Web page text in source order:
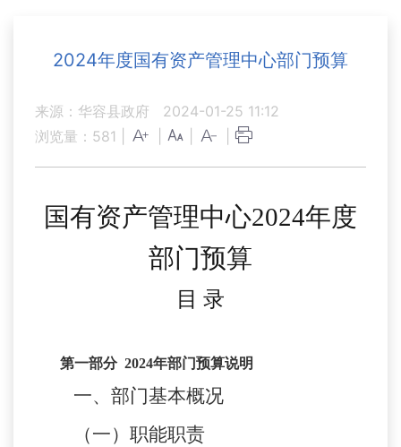
2024年度国有资产管理中心部门预算
来源：华容县政府
2024-01-25 11:12
浏览量： 581
国有资产管理中心2024年度
部门预算
目 录
第一部分2024年部门预算说明
一、部门基本概况
（一）职能职责